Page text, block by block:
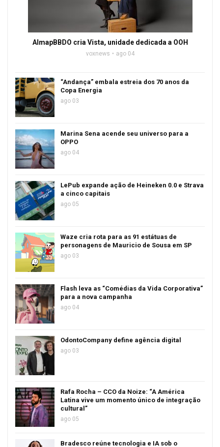
AlmapBBDO cria Vista, unidade dedicada a OOH
voxnews ago 04
“Andança” embala estreia dos 70 anos da
Copa Energia
ago 03
Marina Sena acende seu universo para a
OPPO
ago 04
LePub expande ação de Heineken 0.0 e Strava
a cinco capitais
ago 05
Waze cria rota para as 91 estátuas de
personagens de Mauricio de Sousa em SP
ago 03
Flash leva as “Comédias da Vida Corporativa”
para a nova campanha
ago 04
OdontoCompany define agência digital
ago 03
Rafa Rocha – CCO da Noize: “A América
Latina vive um momento único de integração
cultural”
ago 05
Bradesco reúne tecnologia e IA sob o